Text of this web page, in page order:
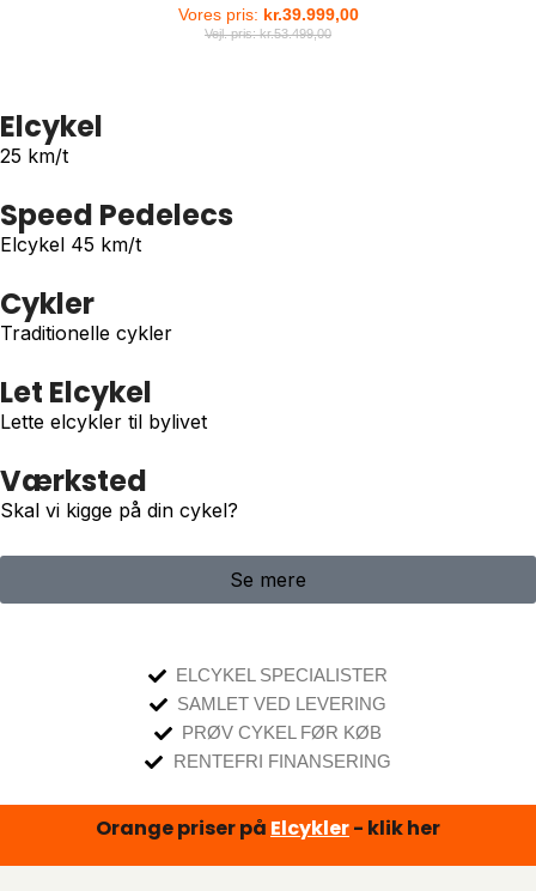
Vejl. pris: kr.53.499,00
Vores pris: kr.39.999,00
Elcykel
25 km/t
Speed Pedelecs
Elcykel 45 km/t
Cykler
Traditionelle cykler
Let Elcykel
Lette elcykler til bylivet
Værksted
Skal vi kigge på din cykel?
Se mere
ELCYKEL SPECIALISTER
SAMLET VED LEVERING
PRØV CYKEL FØR KØB
RENTEFRI FINANSERING
Orange priser på Elcykler- klik her